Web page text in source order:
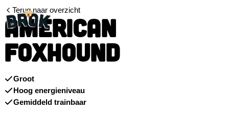
Terug naar overzicht
AMERICAN
FOXHOUND
Groot
Hoog energieniveau
Gemiddeld trainbaar